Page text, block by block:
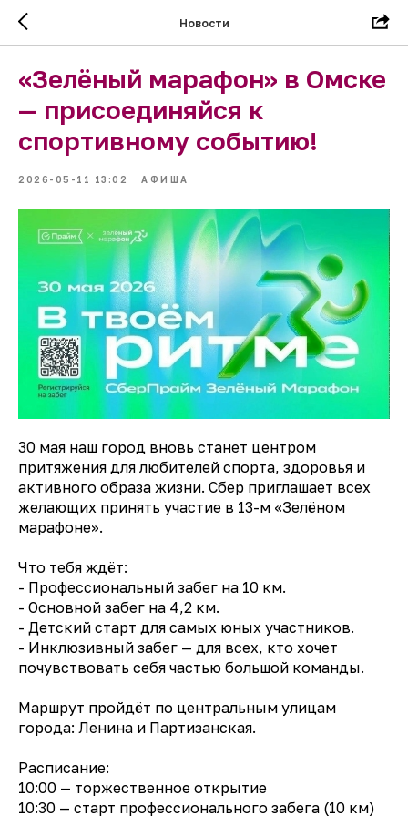
Новости
«Зелёный марафон» в Омске
— присоединяйся к
спортивному событию!
2026-05-11 13:02 АФИША
30 мая наш город вновь станет центром
притяжения для любителей спорта, здоровья и
активного образа жизни. Сбер приглашает всех
желающих принять участие в 13-м «Зелёном
марафоне».
Что тебя ждёт:
- Профессиональный забег на 10 км.
- Основной забег на 4,2 км.
- Детский старт для самых юных участников.
- Инклюзивный забег — для всех, кто хочет
почувствовать себя частью большой команды.
Маршрут пройдёт по центральным улицам
города: Ленина и Партизанская.
Расписание:
10:00 — торжественное открытие
10:30 — старт профессионального забега (10 км)